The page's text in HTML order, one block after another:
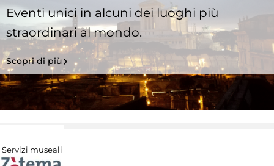
Eventi unici in alcuni dei luoghi più
straordinari al mondo.
Scopri di più
Servizi museali